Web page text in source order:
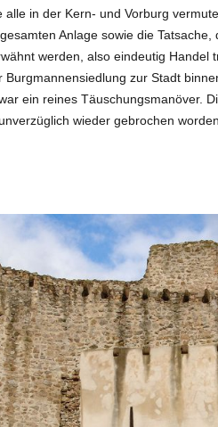
alle in der Kern- und Vorburg
Anlage sowie die
werden, also eindeutig Handel
Burgmannensiedlung zur Stadt
ein reines Täuschungsmanöver.
wieder gebrochen worden.